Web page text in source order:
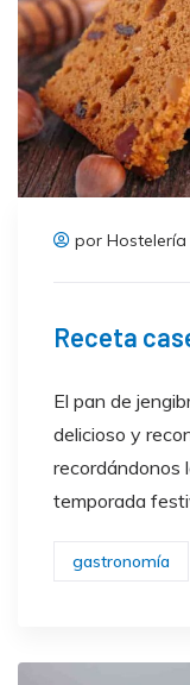
por
Receta
El pan de
delicioso y
recordándonos
temporada
gastronomía